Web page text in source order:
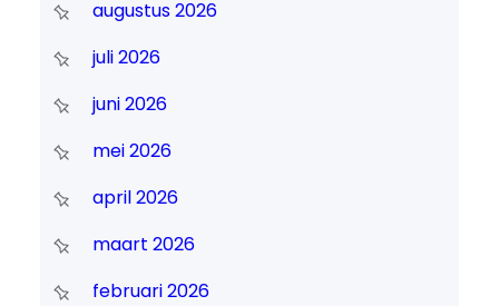
augustus 2026
juli 2026
juni 2026
mei 2026
april 2026
maart 2026
februari 2026